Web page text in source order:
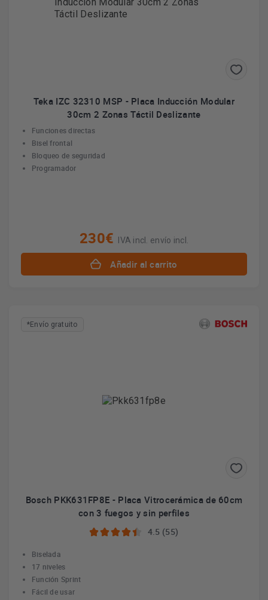
Teka IZC 32310 MSP - Placa Inducción Modular
30cm 2 Zonas Táctil Deslizante
Funciones directas
Bisel frontal
Bloqueo de seguridad
Programador
230€ IVA incl. envío incl.
Añadir al carrito
*Envío gratuito
Bosch PKK631FP8E - Placa Vitrocerámica de 60cm
con 3 fuegos y sin perfiles
4.5 (55)
Biselada
17 niveles
Función Sprint
Fácil de usar